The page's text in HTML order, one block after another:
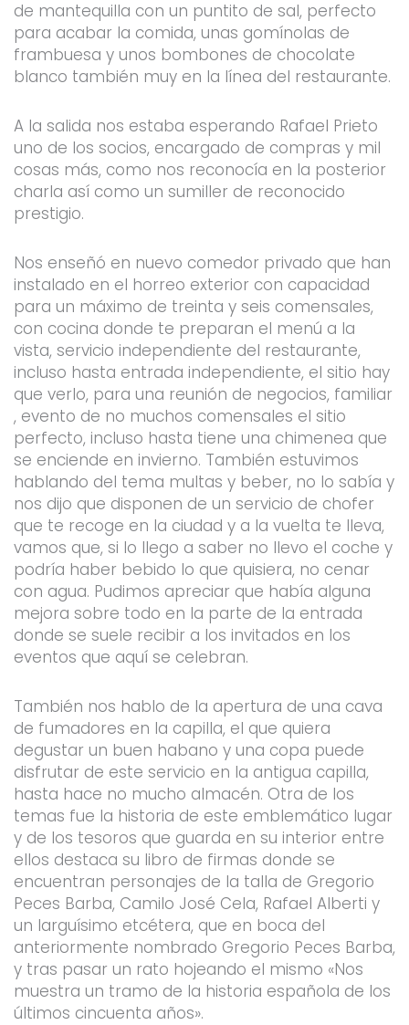
de mantequilla con un puntito de sal, perfecto
para acabar la comida, unas gomínolas de
frambuesa y unos bombones de chocolate
blanco también muy en la línea del restaurante.
A la salida nos estaba esperando Rafael Prieto
uno de los socios, encargado de compras y mil
cosas más, como nos reconocía en la posterior
charla así como un sumiller de reconocido
prestigio.
Nos enseñó en nuevo comedor privado que han
instalado en el horreo exterior con capacidad
para un máximo de treinta y seis comensales,
con cocina donde te preparan el menú a la
vista, servicio independiente del restaurante,
incluso hasta entrada independiente, el sitio hay
que verlo, para una reunión de negocios, familiar
, evento de no muchos comensales el sitio
perfecto, incluso hasta tiene una chimenea que
se enciende en invierno. También estuvimos
hablando del tema multas y beber, no lo sabía y
nos dijo que disponen de un servicio de chofer
que te recoge en la ciudad y a la vuelta te lleva,
vamos que, si lo llego a saber no llevo el coche y
podría haber bebido lo que quisiera, no cenar
con agua. Pudimos apreciar que había alguna
mejora sobre todo en la parte de la entrada
donde se suele recibir a los invitados en los
eventos que aquí se celebran.
También nos hablo de la apertura de una cava
de fumadores en la capilla, el que quiera
degustar un buen habano y una copa puede
disfrutar de este servicio en la antigua capilla,
hasta hace no mucho almacén. Otra de los
temas fue la historia de este emblemático lugar
y de los tesoros que guarda en su interior entre
ellos destaca su libro de firmas donde se
encuentran personajes de la talla de Gregorio
Peces Barba, Camilo José Cela, Rafael Alberti y
un larguísimo etcétera, que en boca del
anteriormente nombrado Gregorio Peces Barba,
y tras pasar un rato hojeando el mismo «Nos
muestra un tramo de la historia española de los
últimos cincuenta años».